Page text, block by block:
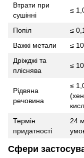
Втрати при
сушінні
≤
Попіл ≤
Важкі метали
≤
Дріжджі та
пліснява
≤
Рідвяна
речовина
≤
Термін
придатності
24
Сфери